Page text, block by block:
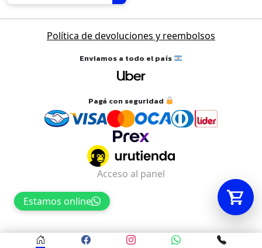
Política de devoluciones y reembolsos
Enviamos a todo el país
Pagá con seguridad
Estamos online
Acceso al panel
Tu carrito está vacío.
Agregá un producto y aparecerá acá